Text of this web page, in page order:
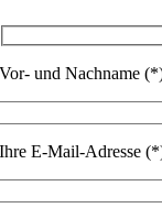
Vor- und Nachname
Ihre E-Mail-Adresse